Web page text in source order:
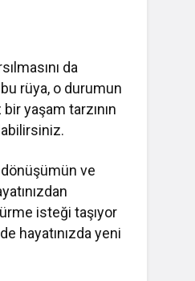
da
rüya, o durumun
yaşam tarzının
dönüşümün ve
isteği taşıyor
hayatınızda yeni